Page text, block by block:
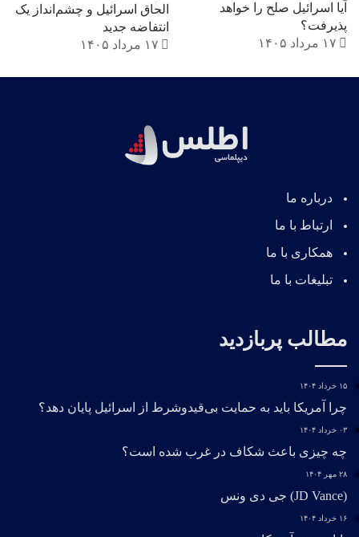
آیا اسرائیل صلح را خواهد
پذیرفت؟
۱۷ مرداد ۱۴۰۵
الحاق اسرائیل و چشم‌انداز یک
انتفاضه جدید
۱۷ مرداد ۱۴۰۵
درباره ما
ارتباط با ما
همکاری با ما
تبلیغات با ما
مطالب پربازدید
۱۵ خرداد ۱۴۰۴
چرا آمریکا باید به حمایت بی‌قیدوشرط از اسرائیل پایان دهد؟
۰۳ خرداد ۱۴۰۴
چه چیزی باعث شکاف در غرب شده است؟
۲۸ مهر ۱۴۰۴
(JD Vance) جی دی ونس
۱۶ خرداد ۱۴۰۴